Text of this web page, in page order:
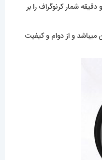
روز و دقیقه شمار کرنوگراف را بر
و از دوام و کیفیت